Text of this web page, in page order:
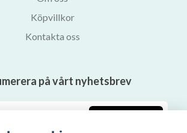
Köpvillkor
Kontakta oss
på vårt nyhetsbrev